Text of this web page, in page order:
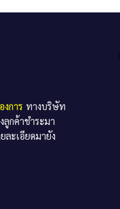
การ ทางบริษัท
กค้าชำระมา
ละเอียดมายัง